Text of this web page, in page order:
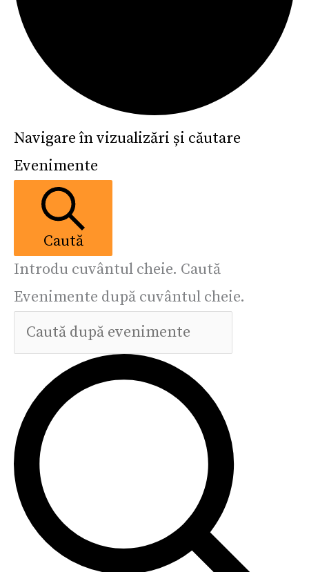
Navigare în vizualizări și căutare
Evenimente
Caută
Introdu cuvântul cheie. Caută
Evenimente după cuvântul cheie.